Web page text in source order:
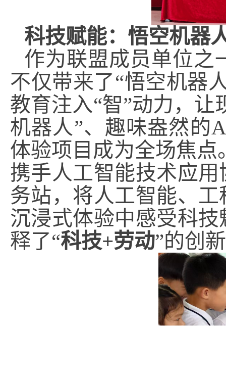
科技赋能：悟空机器
作为联盟成员单位之
不仅带来了“悟空机器
教育注入“智”动力，让
机器人”、趣味盎然的
体验项目成为全场焦点
携手人工智能技术应
务站，将人工智能、
沉浸式体验中感受科
释了“科技+劳动”的创